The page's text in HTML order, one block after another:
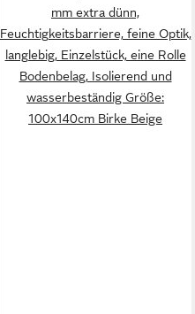
mm extra dünn,
Feuchtigkeitsbarriere, feine Optik,
langlebig, Einzelstück, eine Rolle
Bodenbelag, Isolierend und
wasserbeständig Größe:
100x140cm Birke Beige